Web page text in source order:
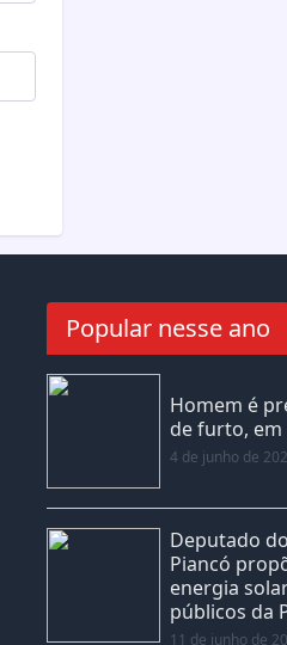
Popular nesse ano
Homem é
de furto, em
4 de junho de
Deputado
Piancó
energia
públicos da
11 de junho de